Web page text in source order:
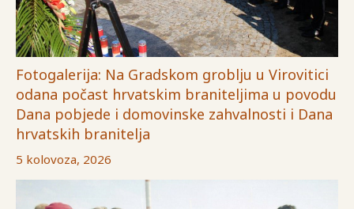
Fotogalerija: Na Gradskom groblju u Virovitici
odana počast hrvatskim braniteljima u povodu
Dana pobjede i domovinske zahvalnosti i Dana
hrvatskih branitelja
5 kolovoza, 2026